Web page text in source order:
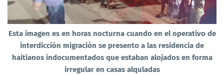
Esta imagen es en horas nocturna cuando en el operativo de
interdicción migración se presento a las residencia de
haitianos indocumentados que estaban alojados en forma
irregular en casas alquladas